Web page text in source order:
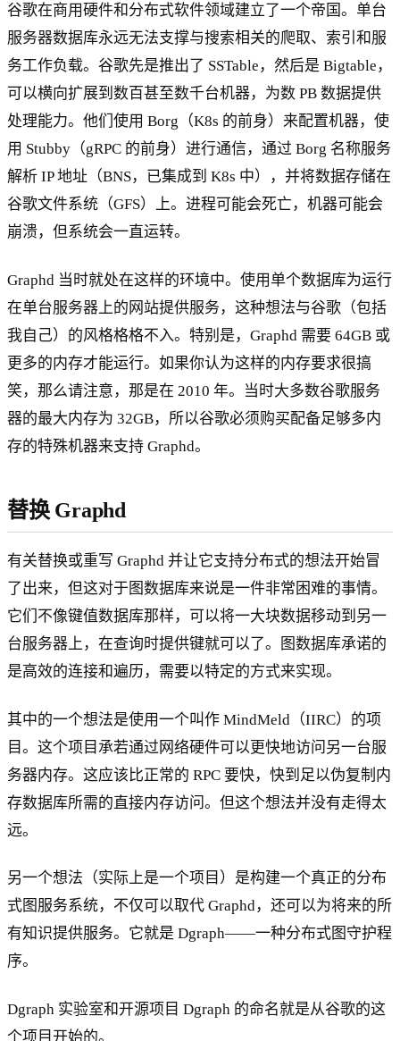
谷歌在商用硬件和分布式软件领域建立了一个帝国。单台
服务器数据库永远无法支撑与搜索相关的爬取、索引和服
务工作负载。谷歌先是推出了 SSTable，然后是 Bigtable，
可以横向扩展到数百甚至数千台机器，为数 PB 数据提供
处理能力。他们使用 Borg（K8s 的前身）来配置机器，使
用 Stubby（gRPC 的前身）进行通信，通过 Borg 名称服务
解析 IP 地址（BNS，已集成到 K8s 中），并将数据存储在
谷歌文件系统（GFS）上。进程可能会死亡，机器可能会
崩溃，但系统会一直运转。
Graphd 当时就处在这样的环境中。使用单个数据库为运行
在单台服务器上的网站提供服务，这种想法与谷歌（包括
我自己）的风格格格不入。特别是，Graphd 需要 64GB 或
更多的内存才能运行。如果你认为这样的内存要求很搞
笑，那么请注意，那是在 2010 年。当时大多数谷歌服务
器的最大内存为 32GB，所以谷歌必须购买配备足够多内
存的特殊机器来支持 Graphd。
替换 Graphd
有关替换或重写 Graphd 并让它支持分布式的想法开始冒
了出来，但这对于图数据库来说是一件非常困难的事情。
它们不像键值数据库那样，可以将一大块数据移动到另一
台服务器上，在查询时提供键就可以了。图数据库承诺的
是高效的连接和遍历，需要以特定的方式来实现。
其中的一个想法是使用一个叫作 MindMeld（IIRC）的项
目。这个项目承若通过网络硬件可以更快地访问另一台服
务器内存。这应该比正常的 RPC 要快，快到足以伪复制内
存数据库所需的直接内存访问。但这个想法并没有走得太
远。
另一个想法（实际上是一个项目）是构建一个真正的分布
式图服务系统，不仅可以取代 Graphd，还可以为将来的所
有知识提供服务。它就是 Dgraph——一种分布式图守护程
序。
Dgraph 实验室和开源项目 Dgraph 的命名就是从谷歌的这
个项目开始的。